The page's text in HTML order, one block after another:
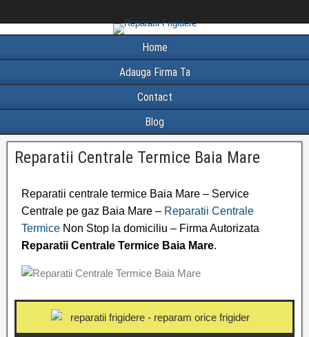
Home
Adauga Firma Ta
Contact
Blog
Reparatii Centrale Termice Baia Mare
Reparatii centrale termice Baia Mare – Service
Centrale pe gaz Baia Mare – Reparatii Centrale
Termice Non Stop la domiciliu – Firma Autorizata
Reparatii Centrale Termice Baia Mare.